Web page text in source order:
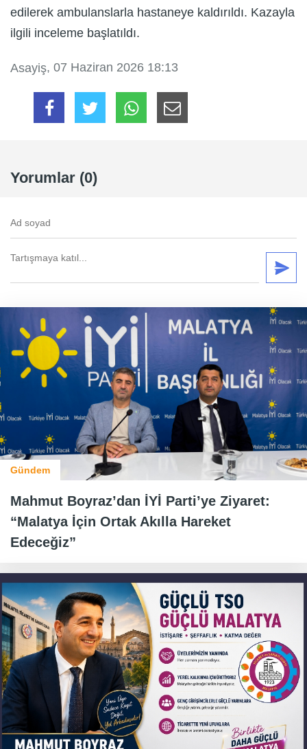
edilerek ambulanslarla hastaneye kaldırıldı. Kazayla
ilgili inceleme başlatıldı.
Asayiş, 07 Haziran 2026 18:13
Yorumlar (0)
Gündem
Mahmut Boyraz’dan İYİ Parti’ye Ziyaret:
“Malatya İçin Ortak Akılla Hareket
Edeceğiz”